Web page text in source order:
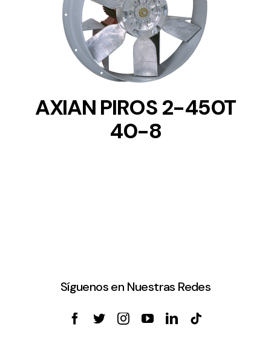
DETAILS
AXIAN PIROS 2-450T
40-8
Síguenos en Nuestras Redes